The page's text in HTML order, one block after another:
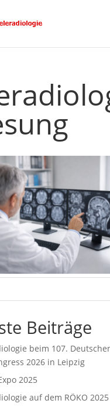
Beiträge
beim 107.
2026 in Leipzig
2025
auf dem RÖKO 2025